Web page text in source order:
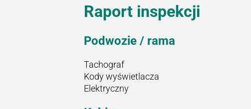
Raport inspekcji
Podwozie / rama
Tachograf
Kody wyświetlacza
Elektryczny